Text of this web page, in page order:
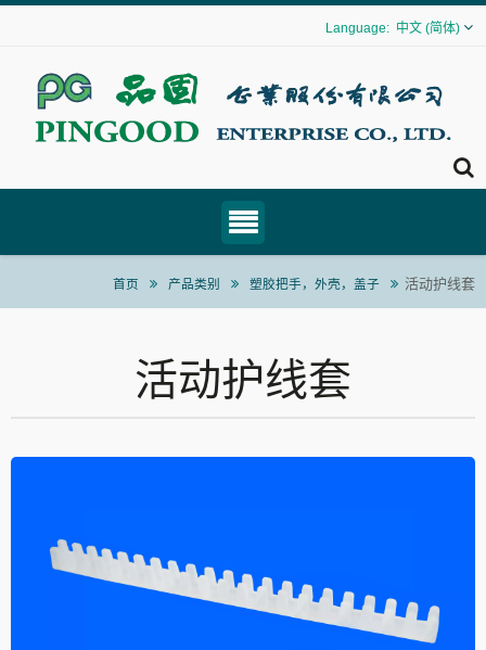
中文 (简体)
首页 产品类别 塑胶把手，外壳，盖子 活动护线套
活动护线套